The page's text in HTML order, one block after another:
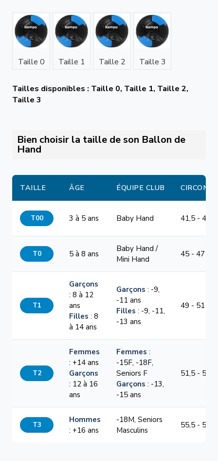
Taille 0 Taille 1 Taille 2 Taille 3
Tailles disponibles : Taille 0, Taille 1, Taille 2,
Taille 3
Bien choisir la taille de son Ballon de
Hand
TAILLE ÂGE ÉQUIPE CLUB
T00 3 à 5 ans Baby Hand 41,5 - 44
T0 5 à 8 ans
Baby Hand /
Mini Hand
45 - 47 cm
T1
Garçons
: 8 à 12
ans
Filles : 8
à 14 ans
Garçons : -9,
-11 ans
Filles : -9, -11,
-13 ans
49 - 51 cm
T2
Femmes
: +14 ans
Garçons
: 12 à 16
ans
Femmes :
-15F, -18F,
Seniors F
Garçons : -13,
-15 ans
51,5 -
T3
Hommes
: +16 ans
-18M, Seniors
Masculins
55,5 -